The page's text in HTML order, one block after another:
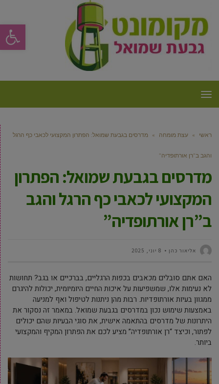
פתח
תפריט
ראשי » עצת מומחה » מדרסים בגבעת שמואל: הפתרון המקצועי לכאבי כף הרגל
והגב ב”רן אורתופדיה”
מדרסים בגבעת שמואל: הפתרון
המקצועי לכאבי כף הרגל והגב
ב”רן אורתופדיה”
8 יוני, 2025
האם אתם סובלים מכאבים בכפות הרגליים, בברכיים או בגב? תחושות
לא נעימות אלו, שמשפיעות על איכות החיים היומיומית, יכולות להיגרם
ממגוון בעיות אורתופדיות. רבות מהן ניתנות לטיפול ואף למניעה
באמצעות שימוש נכון במדרסים בגבעת שמואל. במאמר זה נסקור את
היתרונות של מדרסים בהתאמה אישית, את סוגי הבעיות שהם יכולים
לפתור, וכיצד “רן אורתופדיה” מציע לכם את הפתרון המקיף והמקצועי
ביותר.